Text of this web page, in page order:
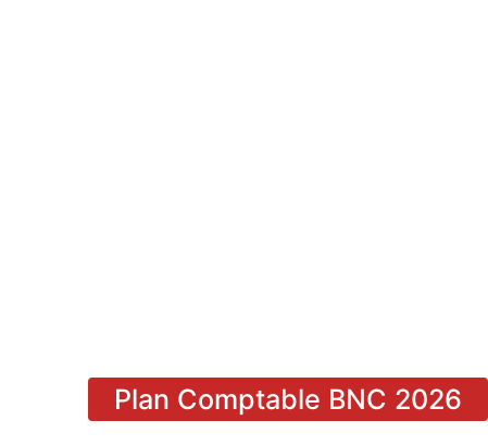
Plan Comptable BNC 2026